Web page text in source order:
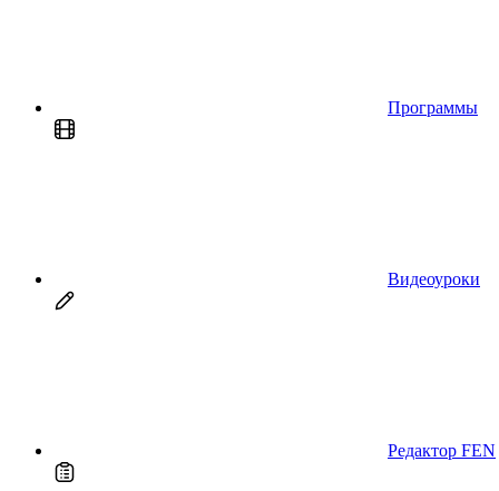
Программы
Видеоуроки
Редактор FEN